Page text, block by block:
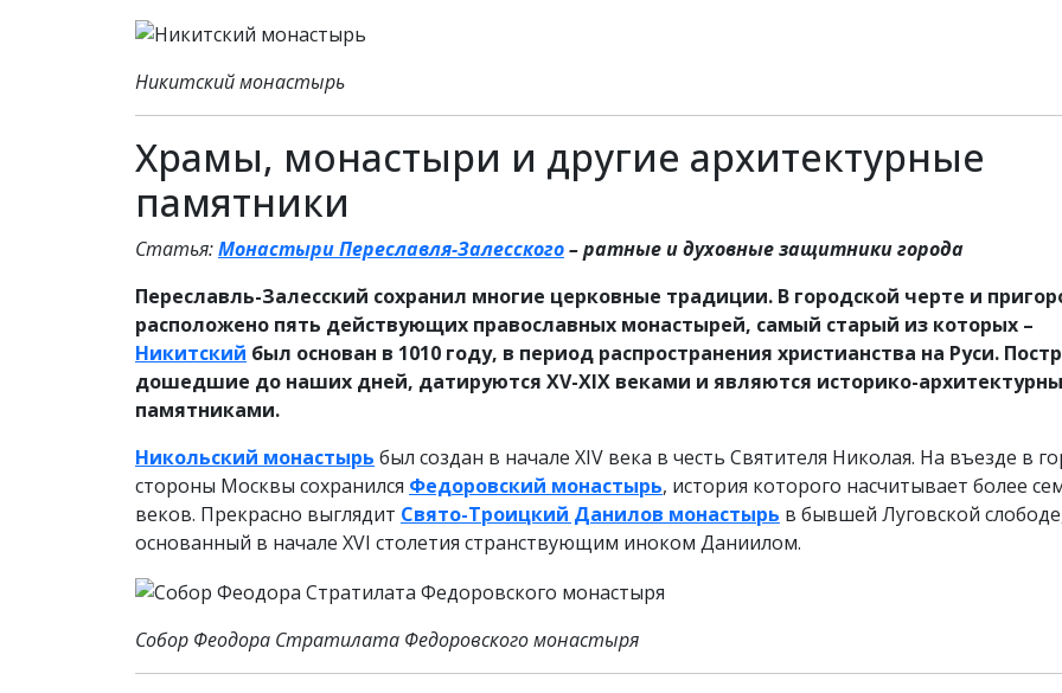
Никитский монастырь
Храмы, монастыри и другие архитектурные
памятники
Статья:Монастыри Переславля-Залесского– ратные и духовные защитники города
Переславль-Залесский сохранил многие церковные традиции. В городской черте и
расположено пять действующих православных монастырей, самый старый из которых –
Никитский был основан в 1010 году, в период распространения христианства на Руси.
дошедшие до наших дней, датируются XV-XIX веками и являются историко-
памятниками.
Никольский монастырь был создан в начале XIV века в честь Святителя Николая. На въезде в
стороны Москвы сохранился Федоровский монастырь, история которого насчитывает более
веков. Прекрасно выглядит Свято-Троицкий Данилов монастырь в бывшей Луговской
основанный в начале XVI столетия странствующим иноком Даниилом.
Собор Феодора Стратилата Федоровского монастыря